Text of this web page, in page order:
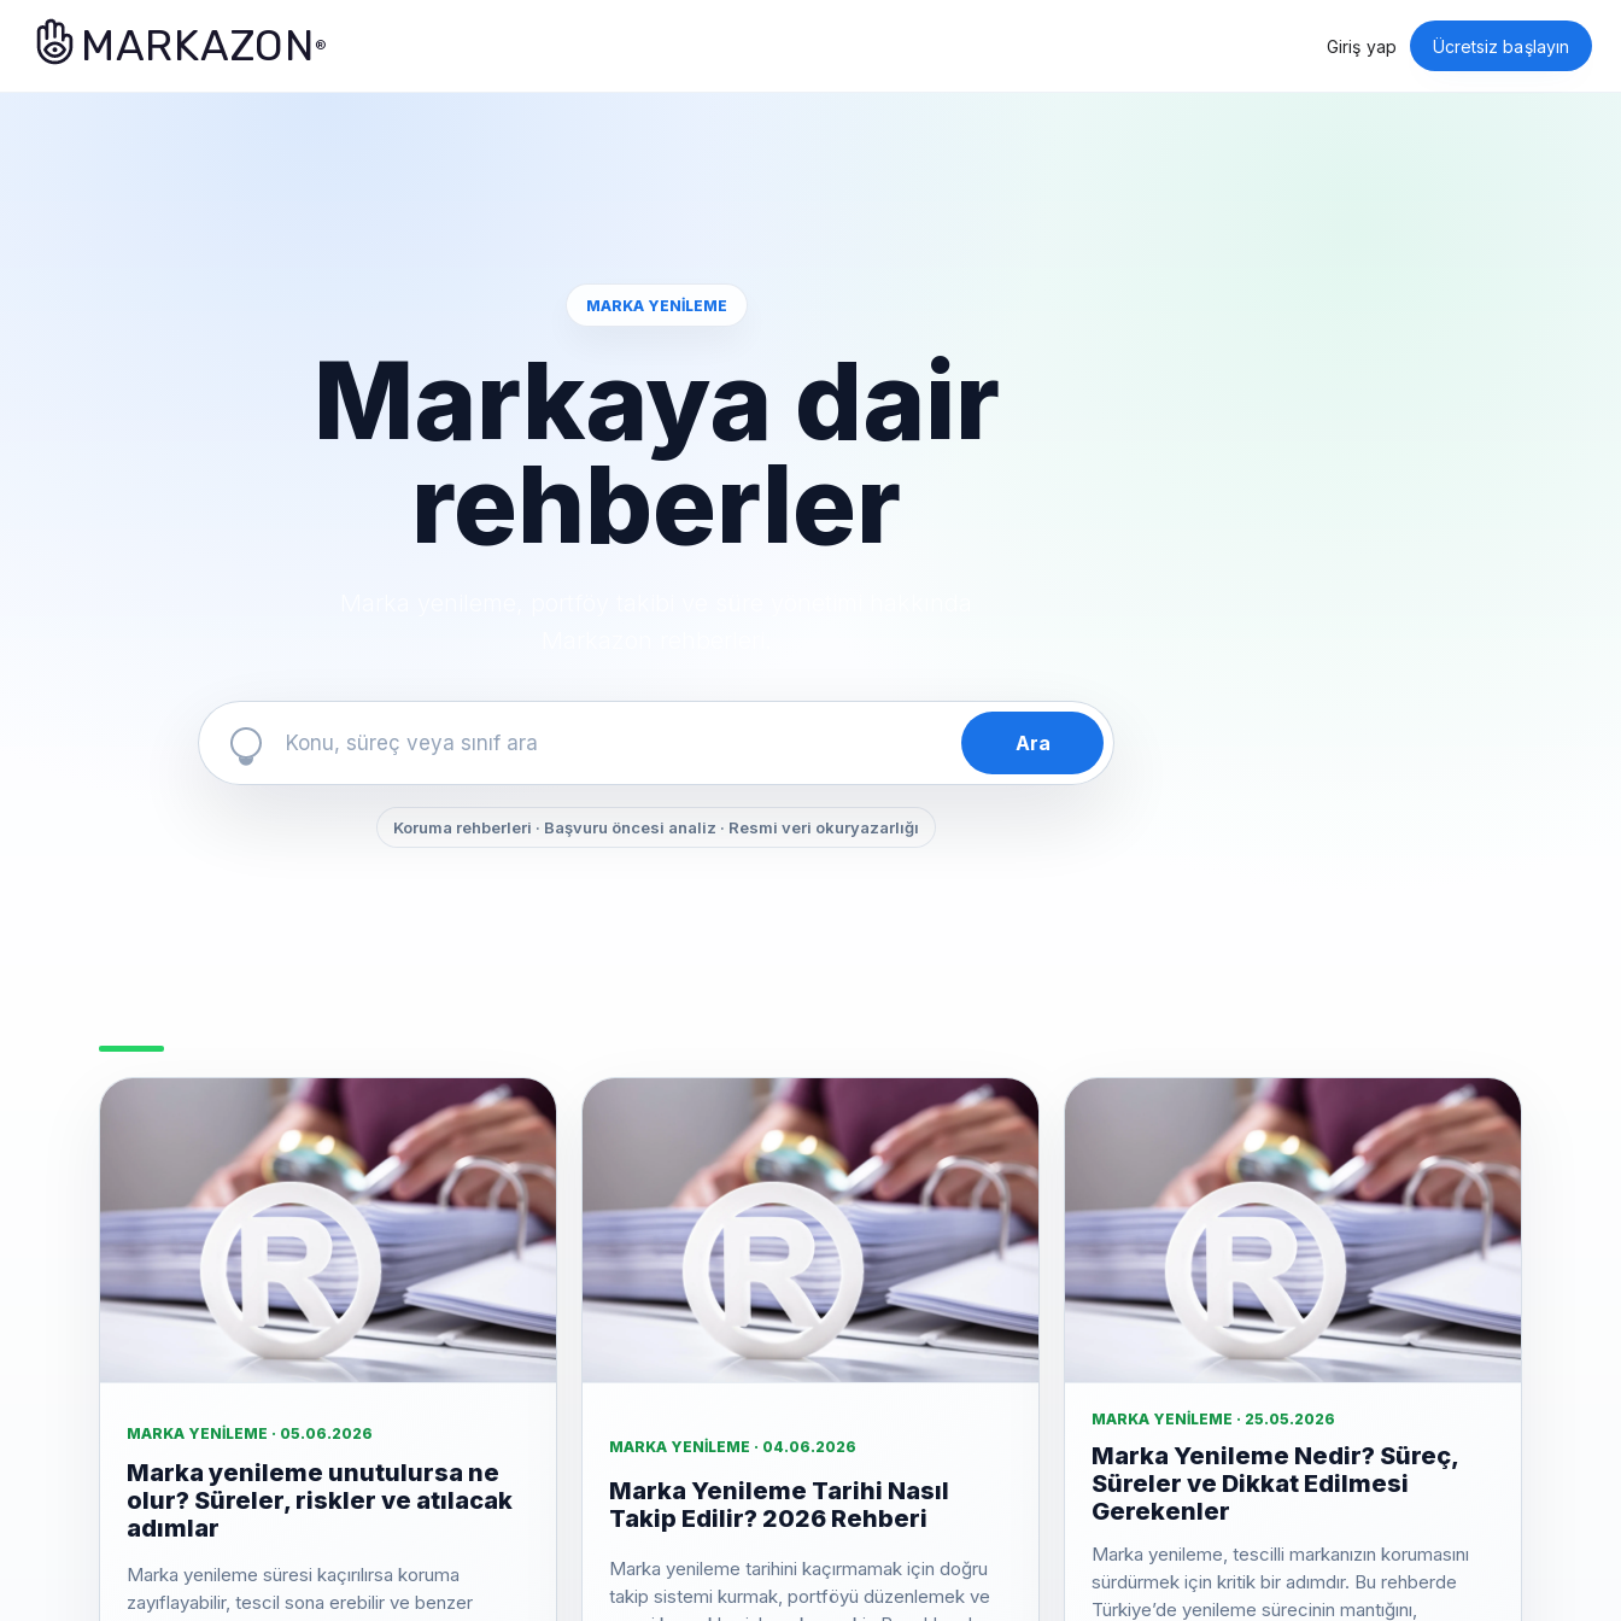
MARKAZON ® Giriş yap Ücretsiz başlayın
MARKA YENILEME
Markaya dair
rehberler
Ara
MARKA YENILEME · 05.06.2026
Marka yenileme unutulursa ne
olur? Süreler, riskler ve atılacak
adımlar
Marka yenileme süresi kaçırılırsa koruma
zayıflayabilir, tescil sona erebilir ve benzer
MARKA YENILEME · 04.06.2026
Marka Yenileme Tarihi Nasıl
Takip Edilir? 2026 Rehberi
Marka yenileme tarihini kaçırmamak için doğru
takip sistemi kurmak, portföyü düzenlemek ve
MARKA YENILEME · 25.05.2026
Marka Yenileme Nedir? Süreç,
Süreler ve Dikkat Edilmesi
Gerekenler
Marka yenileme, tescilli markanızın korumasını
sürdürmek için kritik bir adımdır. Bu rehberde
Türkiye’de yenileme sürecinin mantığını,